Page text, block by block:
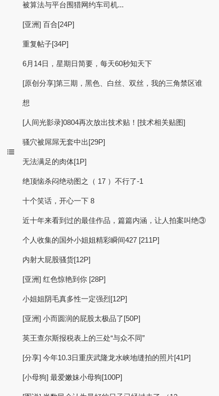
被算法与平台围猎网约车司机...
[亚洲] 百合[24P]
重复帖子[34P]
6月14日，星期日简要，每天60秒知天下
[原创分享]第三期，黑色、白丝、双丝，我的三角禁区谁
想
[人间光影录]0804再次放出技术贴！[技术相关贴图]
骚穴被屌屌无套中出[29P]
无法满足的肉体[1P]
绝顶恼杀闷绝动图之（ 17 ）不行了-1
十个笑话，开心一下 8
近十年来看到过的最佳作品，篇篇内涵，让人拍案叫绝③
个人收集的国外小姐姐精彩瞬间427 [211P]
内射大屁股骚货[12P]
[亚洲] 红色惊艳到你 [28P]
小姐姐阴毛真多性一定强烈[12P]
[亚洲] 小而圆润的屁股太极品了[50P]
英王查尔斯报税表上的三处“与众不同”
[分享] 今年10.3日重庆武隆龙水峡地缝拍的照片[41P]
[小母狗] 最爱嫩妹小母狗[100P]